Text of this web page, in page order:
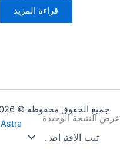
عرض النتيجة الوحيدة
قراءة المزيد
جميع الحقوق محفوظة © 2026 لشركة 150 باور | مدعوم من
Astra للووردبريس